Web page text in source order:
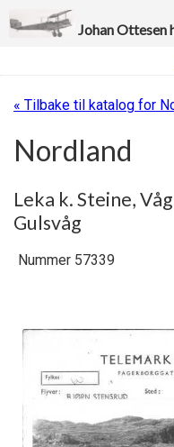
Johan
« Tilbake til katalog for
Nordland
Leka k. Steine,
Gulsvåg
Nummer 57339